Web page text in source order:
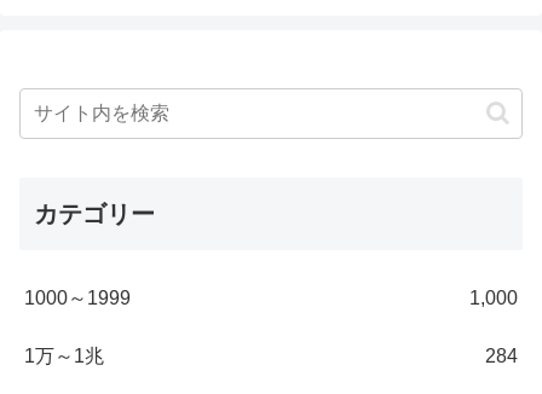
カテゴリー
1000～1999 1,000
1万～1兆 284